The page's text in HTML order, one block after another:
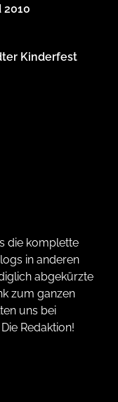
Kinderfest
die komplette
in anderen
abgekürzte
zum ganzen
uns bei
Redaktion!